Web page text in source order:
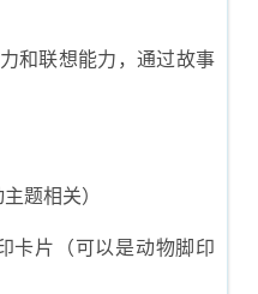
和联想能力，通过故事
题相关）
卡片（可以是动物脚印